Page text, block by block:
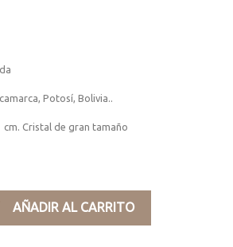
Potosí, Bolivia..
cm. Cristal de gran tamaño
AÑADIR AL CARRITO